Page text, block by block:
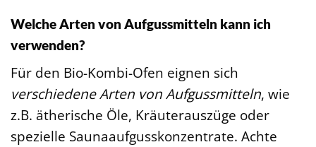
Welche Arten von Aufgussmitteln kann ich
verwenden?
Für den Bio-Kombi-Ofen eignen sich
verschiedene Arten von Aufgussmitteln, wie
z.B. ätherische Öle, Kräuterauszüge oder
spezielle Saunaaufgusskonzentrate. Achte